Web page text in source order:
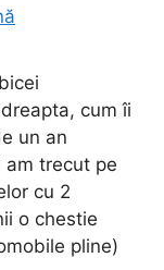
cum îi
un an
am trecut pe
cu 2
o chestie
pline)